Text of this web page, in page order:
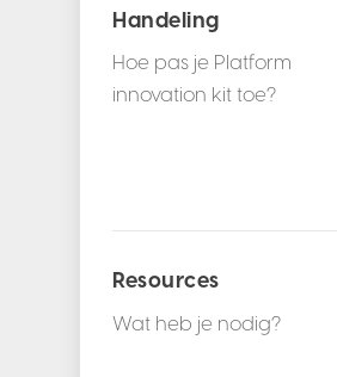
Handeling
Hoe pas je Platform
innovation kit toe?
Resources
Wat heb je nodig?